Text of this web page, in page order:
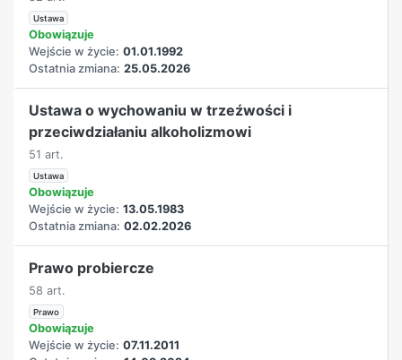
Ustawa
Obowiązuje
Wejście w życie: 01.01.1992
Ostatnia zmiana: 25.05.2026
Ustawa o wychowaniu w trzeźwości i
przeciwdziałaniu alkoholizmowi
51 art.
Ustawa
Obowiązuje
Wejście w życie: 13.05.1983
Ostatnia zmiana: 02.02.2026
Prawo probiercze
58 art.
Prawo
Obowiązuje
Wejście w życie: 07.11.2011